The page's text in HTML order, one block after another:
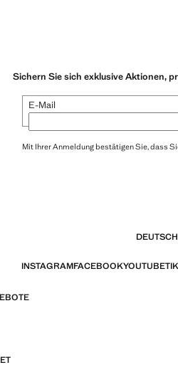
Sichern Sie sich exklusive Aktionen,
E-Mail
Mit Ihrer Anmeldung bestätigen Sie, dass
INSTAGRAMFACEBOOKYOUTUBE